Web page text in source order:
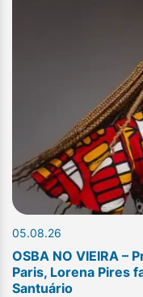
05.08.26
OSBA NO VIEIRA –
Paris, Lorena Pires
Santuário